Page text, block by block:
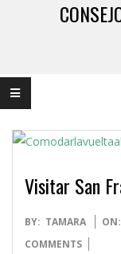
Visitar San
2019-
07-
BY: TAMARA ON:
COMMENTS